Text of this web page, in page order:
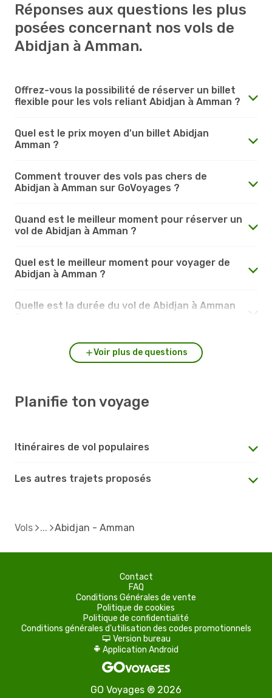
Réponses aux questions les plus
posées concernant nos vols de
Abidjan à Amman.
Offrez-vous la possibilité de réserver un billet
flexible pour les vols reliant Abidjan à Amman ?
Quel est le prix moyen d'un billet Abidjan
Amman ?
Comment trouver des vols pas chers de
Abidjan à Amman sur GoVoyages ?
Quand est le meilleur moment pour réserver un
vol de Abidjan à Amman ?
Quel est le meilleur moment pour voyager de
Abidjan à Amman ?
Quelle est la durée du vol de Abidjan à Amman
Voir plus de questions
Planifie ton voyage
Itinéraires de vol populaires
Les autres trajets proposés
Vols Abidjan - Amman
Contact
FAQ
Conditions Générales de vente
Politique de cookies
Politique de confidentialité
Conditions générales d'utilisation des codes promotionnels
d Version bureau
A Application Android
GO Voyages ® 2026